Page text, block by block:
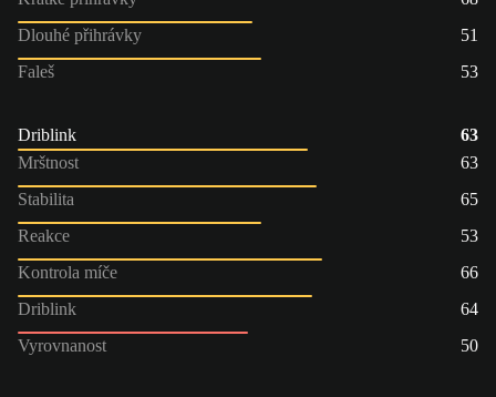
Dlouhé přihrávky
51
Faleš
53
Driblink
63
Mrštnost
63
Stabilita
65
Reakce
53
Kontrola míče
66
Driblink
64
Vyrovnanost
50